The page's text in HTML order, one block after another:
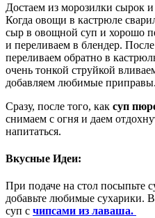
Достаем из морозилки сырок
Когда овощи в кастрюле
сыр в овощной суп и хорошо
и переливаем в блендер.
переливаем обратно в
очень тонкой струйкой
добавляем любимые приправы.
Сразу, после того, как суп
снимаем с огня и даем
напитаться.
Вкусные Идеи:
При подаче на стол посыпьте
добавьте любимые сухарики. В
суп с чипсами из лаваша.